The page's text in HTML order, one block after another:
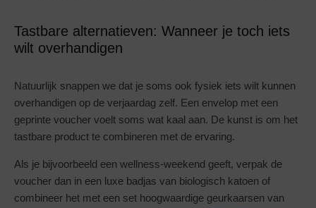
Tastbare alternatieven: Wanneer je toch iets
wilt overhandigen
Natuurlijk snappen we dat je soms ook fysiek iets wilt kunnen
overhandigen op de verjaardag zelf. Een envelop met een
geprinte voucher voelt soms wat kaal aan. De kunst is om het
tastbare product te combineren met de ervaring.
Als je bijvoorbeeld een wellness-weekend geeft, verpak de
voucher dan in een luxe badjas van biologisch katoen of
combineer het met een set hoogwaardige geurkaarsen van